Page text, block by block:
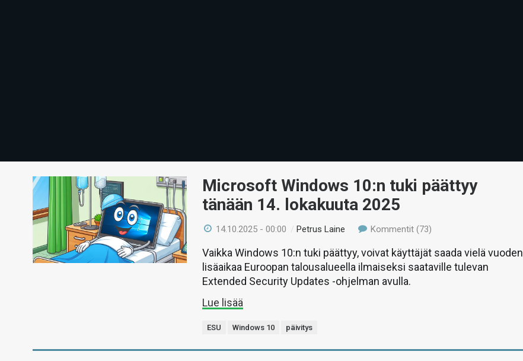
Microsoft Windows 10:n tuki päättyy
tänään 14. lokakuuta 2025
14.10.2025 - 00:00 /Petrus Laine Kommentit (73)
Vaikka Windows 10:n tuki päättyy, voivat käyttäjät saada vielä vuoden
lisäaikaa Euroopan talousalueella ilmaiseksi saataville tulevan
Extended Security Updates -ohjelman avulla.
Lue lisää
ESU Windows 10 päivitys